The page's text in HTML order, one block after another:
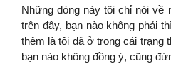
Những dòng này tôi chỉ nói
trên đây, bạn nào không phải
thêm là tôi đã ở trong cái trạng
bạn nào không đồng ý, cũng